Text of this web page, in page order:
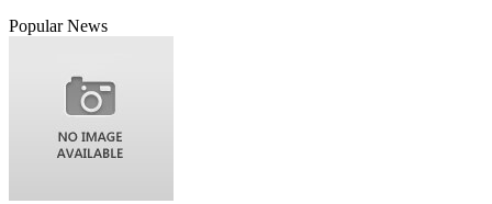
Popular News